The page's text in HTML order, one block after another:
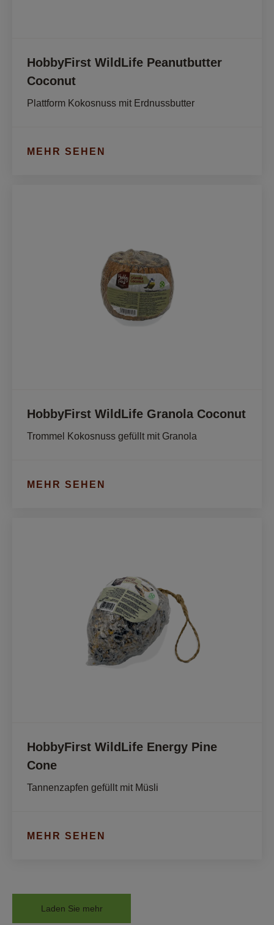
HobbyFirst WildLife Peanutbutter
Coconut
Plattform Kokosnuss mit Erdnussbutter
MEHR SEHEN
HobbyFirst WildLife Granola Coconut
Trommel Kokosnuss gefüllt mit Granola
MEHR SEHEN
HobbyFirst WildLife Energy Pine
Cone
Tannenzapfen gefüllt mit Müsli
MEHR SEHEN
Laden Sie mehr